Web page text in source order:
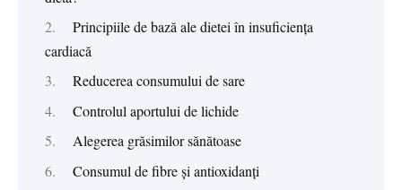
Principiile de bază ale dietei în insuficiența
cardiacă
Reducerea consumului de sare
Controlul aportului de lichide
Alegerea grăsimilor sănătoase
Consumul de fibre și antioxidanți